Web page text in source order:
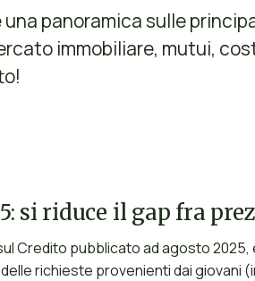
panoramica sulle
immobiliare, mutui,
si riduce il gap fra
Credito pubblicato ad agosto
richieste provenienti dai giovani